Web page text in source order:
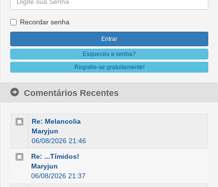
Recordar senha
Esqueceu a senha?
Registre-se gratuitamente!
Comentários Recentes
Re: Melancolia
Maryjun
06/08/2026 21:46
Re: ...Tímidos!
Maryjun
06/08/2026 21:37